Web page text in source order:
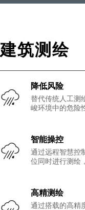
建筑测绘
降低风险
替代传统人工测
峻环境中的危险
智能操控
通过远程智慧控
位同时进行测绘
高精测绘
通过搭载的高精